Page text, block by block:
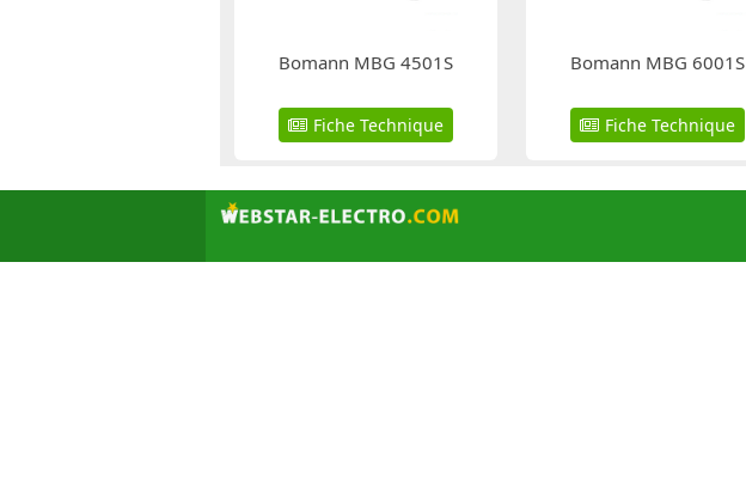
Bomann MBG 4501S
Fiche Technique
Bomann MBG 6001S
Fiche Technique